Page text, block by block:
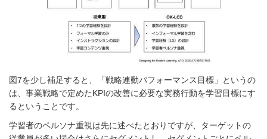
図7を少し補足すると、「戦略連動パフォーマンス目標」というの
は、事業戦略で定めたKPIの改善に必要な実務行動を学習目標にす
るということです。
学習者のペルソナ重視は先に述べたとおりですが、ターゲットの